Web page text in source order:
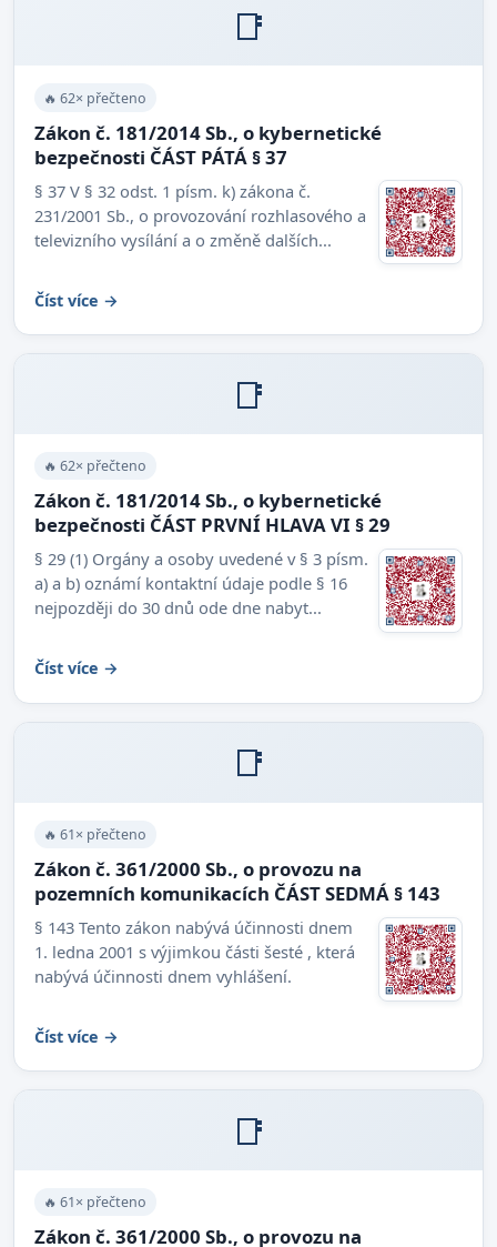
📑
🔥 62× přečteno
Zákon č. 181/2014 Sb., o kybernetické
bezpečnosti ČÁST PÁTÁ § 37
§ 37 V § 32 odst. 1 písm. k) zákona č.
231/2001 Sb., o provozování rozhlasového a
televizního vysílání a o změně dalších...
Číst více →
📑
🔥 62× přečteno
Zákon č. 181/2014 Sb., o kybernetické
bezpečnosti ČÁST PRVNÍ HLAVA VI § 29
§ 29 (1) Orgány a osoby uvedené v § 3 písm.
a) a b) oznámí kontaktní údaje podle § 16
nejpozději do 30 dnů ode dne nabyt...
Číst více →
📑
🔥 61× přečteno
Zákon č. 361/2000 Sb., o provozu na
pozemních komunikacích ČÁST SEDMÁ § 143
§ 143 Tento zákon nabývá účinnosti dnem
1. ledna 2001 s výjimkou části šesté , která
nabývá účinnosti dnem vyhlášení.
Číst více →
📑
🔥 61× přečteno
Zákon č. 361/2000 Sb., o provozu na